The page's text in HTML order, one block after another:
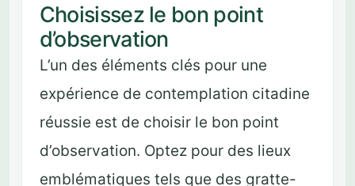
Choisissez le bon point
d’observation
L’un des éléments clés pour une
expérience de contemplation citadine
réussie est de choisir le bon point
d’observation. Optez pour des lieux
emblématiques tels que des gratte-